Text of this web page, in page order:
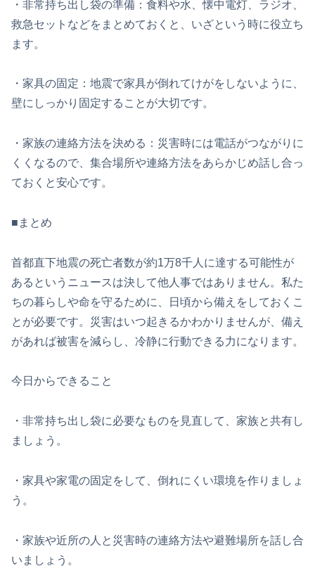
・非常持ち出し袋の準備：食料や水、懐中電灯、ラジオ、
救急セットなどをまとめておくと、いざという時に役立ち
ます。
・家具の固定：地震で家具が倒れてけがをしないように、
壁にしっかり固定することが大切です。
・家族の連絡方法を決める：災害時には電話がつながりに
くくなるので、集合場所や連絡方法をあらかじめ話し合っ
ておくと安心です。
■まとめ
首都直下地震の死亡者数が約1万8千人に達する可能性が
あるというニュースは決して他人事ではありません。私た
ちの暮らしや命を守るために、日頃から備えをしておくこ
とが必要です。災害はいつ起きるかわかりませんが、備え
があれば被害を減らし、冷静に行動できる力になります。
今日からできること
・非常持ち出し袋に必要なものを見直して、家族と共有し
ましょう。
・家具や家電の固定をして、倒れにくい環境を作りましょ
う。
・家族や近所の人と災害時の連絡方法や避難場所を話し合
いましょう。